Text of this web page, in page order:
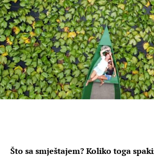
Što sa smještajem? Koliko toga